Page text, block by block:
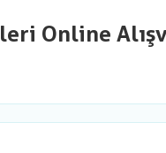
Online